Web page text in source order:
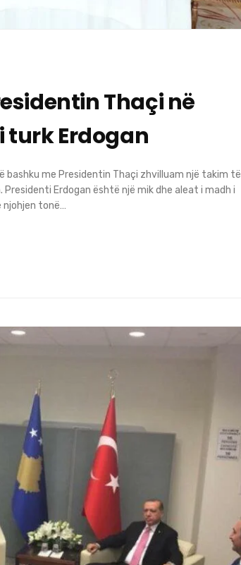
Thaçi në
turk Erdogan
me Presidentin Thaçi zhvilluam një takim të
Erdogan është një mik dhe aleat i madh i
njohjen tonë…